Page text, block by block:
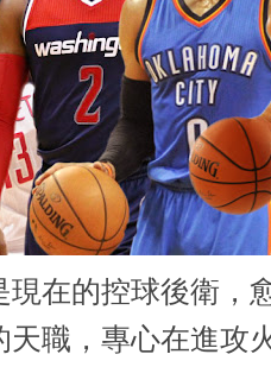
現在的控球後衛，
天職，專心在進攻